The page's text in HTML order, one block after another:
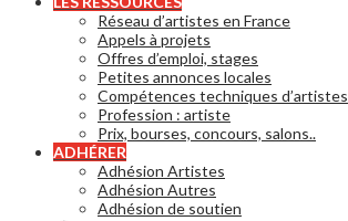
Réseau d’artistes en France
Appels à projets
Offres d’emploi, stages
Petites annonces locales
Compétences techniques d’artistes
Profession : artiste
Prix, bourses, concours, salons..
ADHÉRER
Adhésion Artistes
Adhésion Autres
Adhésion de soutien